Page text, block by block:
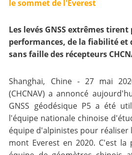
le sommet de l'Everest
Les levés GNSS extrêmes
performances, de la fiabilité
sans faille des récepteurs
Shanghai, Chine - 27 mai
(CHCNAV) a annoncé
GNSS géodésique P5 a été
l'équipe nationale chinoise
équipe d'alpinistes pour réaliser
mont Everest en 2020. C'est